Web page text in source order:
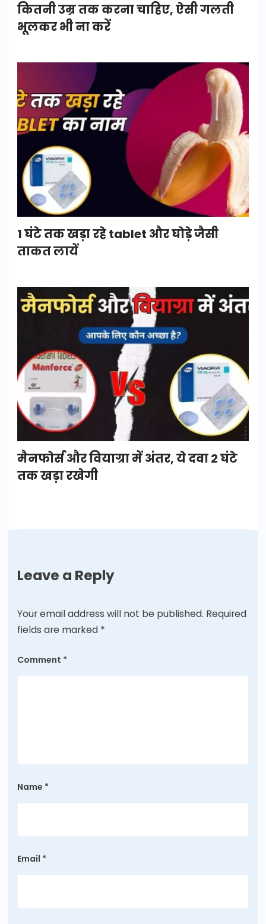
कितनी उम्र तक करना चाहिए, ऐसी गलती
भूलकर भी ना करें
1 घंटे तक खड़ा रहे tablet और घोड़े जैसी
ताकत लायें
मैनफोर्स और वियाग्रा में अंतर, ये दवा 2 घंटे
तक खड़ा रखेगी
Leave a Reply
Your email address will not be published. Required
fields are marked *
Comment *
Name *
Email *